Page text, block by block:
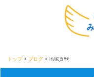
トップ> ブログ > 地域貢献